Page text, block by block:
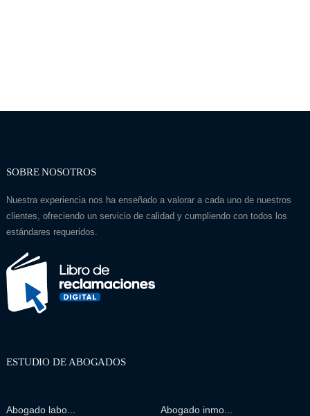
SOBRE NOSOTROS
Nuestra experiencia nos ha enseñado a valorar a cada uno de nuestros
clientes, ofreciendo un servicio de calidad y cumpliendo con todos los
estándares requeridos.
ESTUDIO DE ABOGADOS
Abogado labo... Abogado inmo...